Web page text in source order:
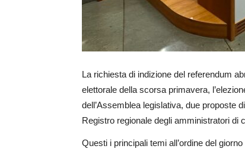
La richiesta di indizione del referendum
elettorale della scorsa primavera,
dell’Assemblea legislativa, due proposte
Registro regionale degli amministratori di
Questi i principali temi all’ordine del